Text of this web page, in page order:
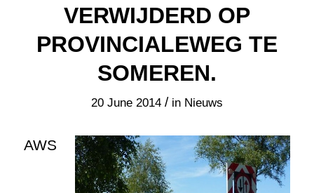
VERWIJDERD OP
PROVINCIALEWEG TE
SOMEREN.
20 June 2014 / in Nieuws
AWS